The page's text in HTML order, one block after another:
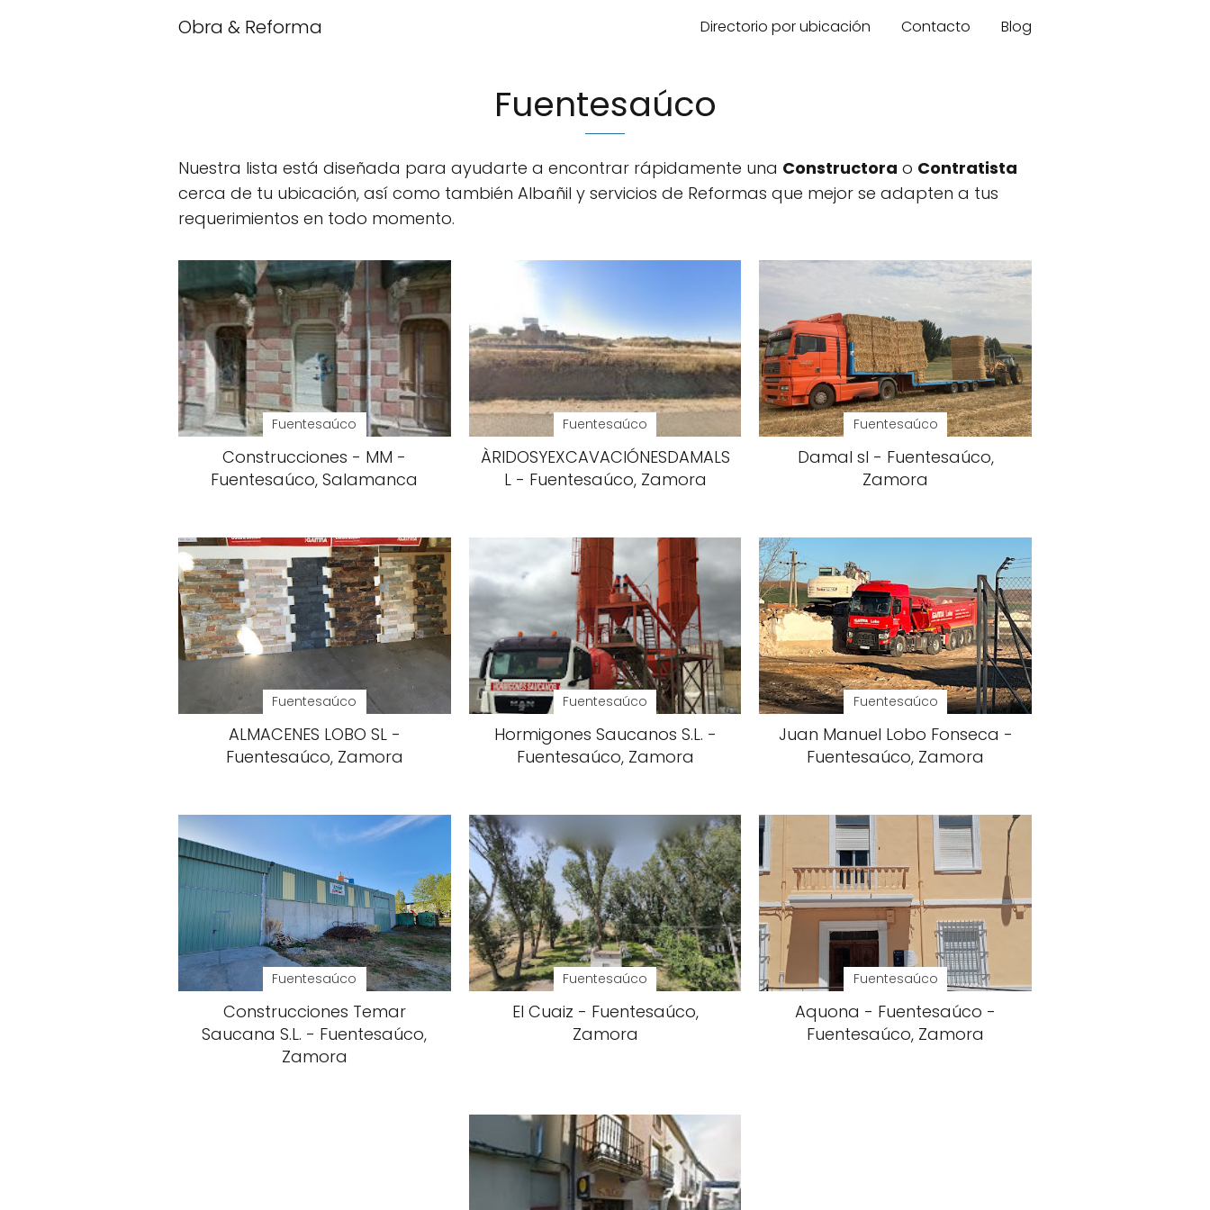
Obra & Reforma Directorio por ubicación Contacto Blog
Fuentesaúco
Nuestra lista está diseñada para ayudarte a encontrar rápidamente una Constructora o Contratista
cerca de tu ubicación, así como también Albañil y servicios de Reformas que mejor se adapten a tus
requerimientos en todo momento.
Fuentesaúco
Construcciones - MM -
Fuentesaúco, Salamanca
Fuentesaúco
ÀRIDOSYEXCAVACIÓNESDAMALS
L - Fuentesaúco, Zamora
Fuentesaúco
Damal sl - Fuentesaúco,
Zamora
Fuentesaúco
ALMACENES LOBO SL -
Fuentesaúco, Zamora
Fuentesaúco
Hormigones Saucanos S.L. -
Fuentesaúco, Zamora
Fuentesaúco
Juan Manuel Lobo Fonseca -
Fuentesaúco, Zamora
Fuentesaúco
Construcciones Temar
Saucana S.L. - Fuentesaúco,
Zamora
Fuentesaúco
El Cuaiz - Fuentesaúco,
Zamora
Fuentesaúco
Aquona - Fuentesaúco -
Fuentesaúco, Zamora